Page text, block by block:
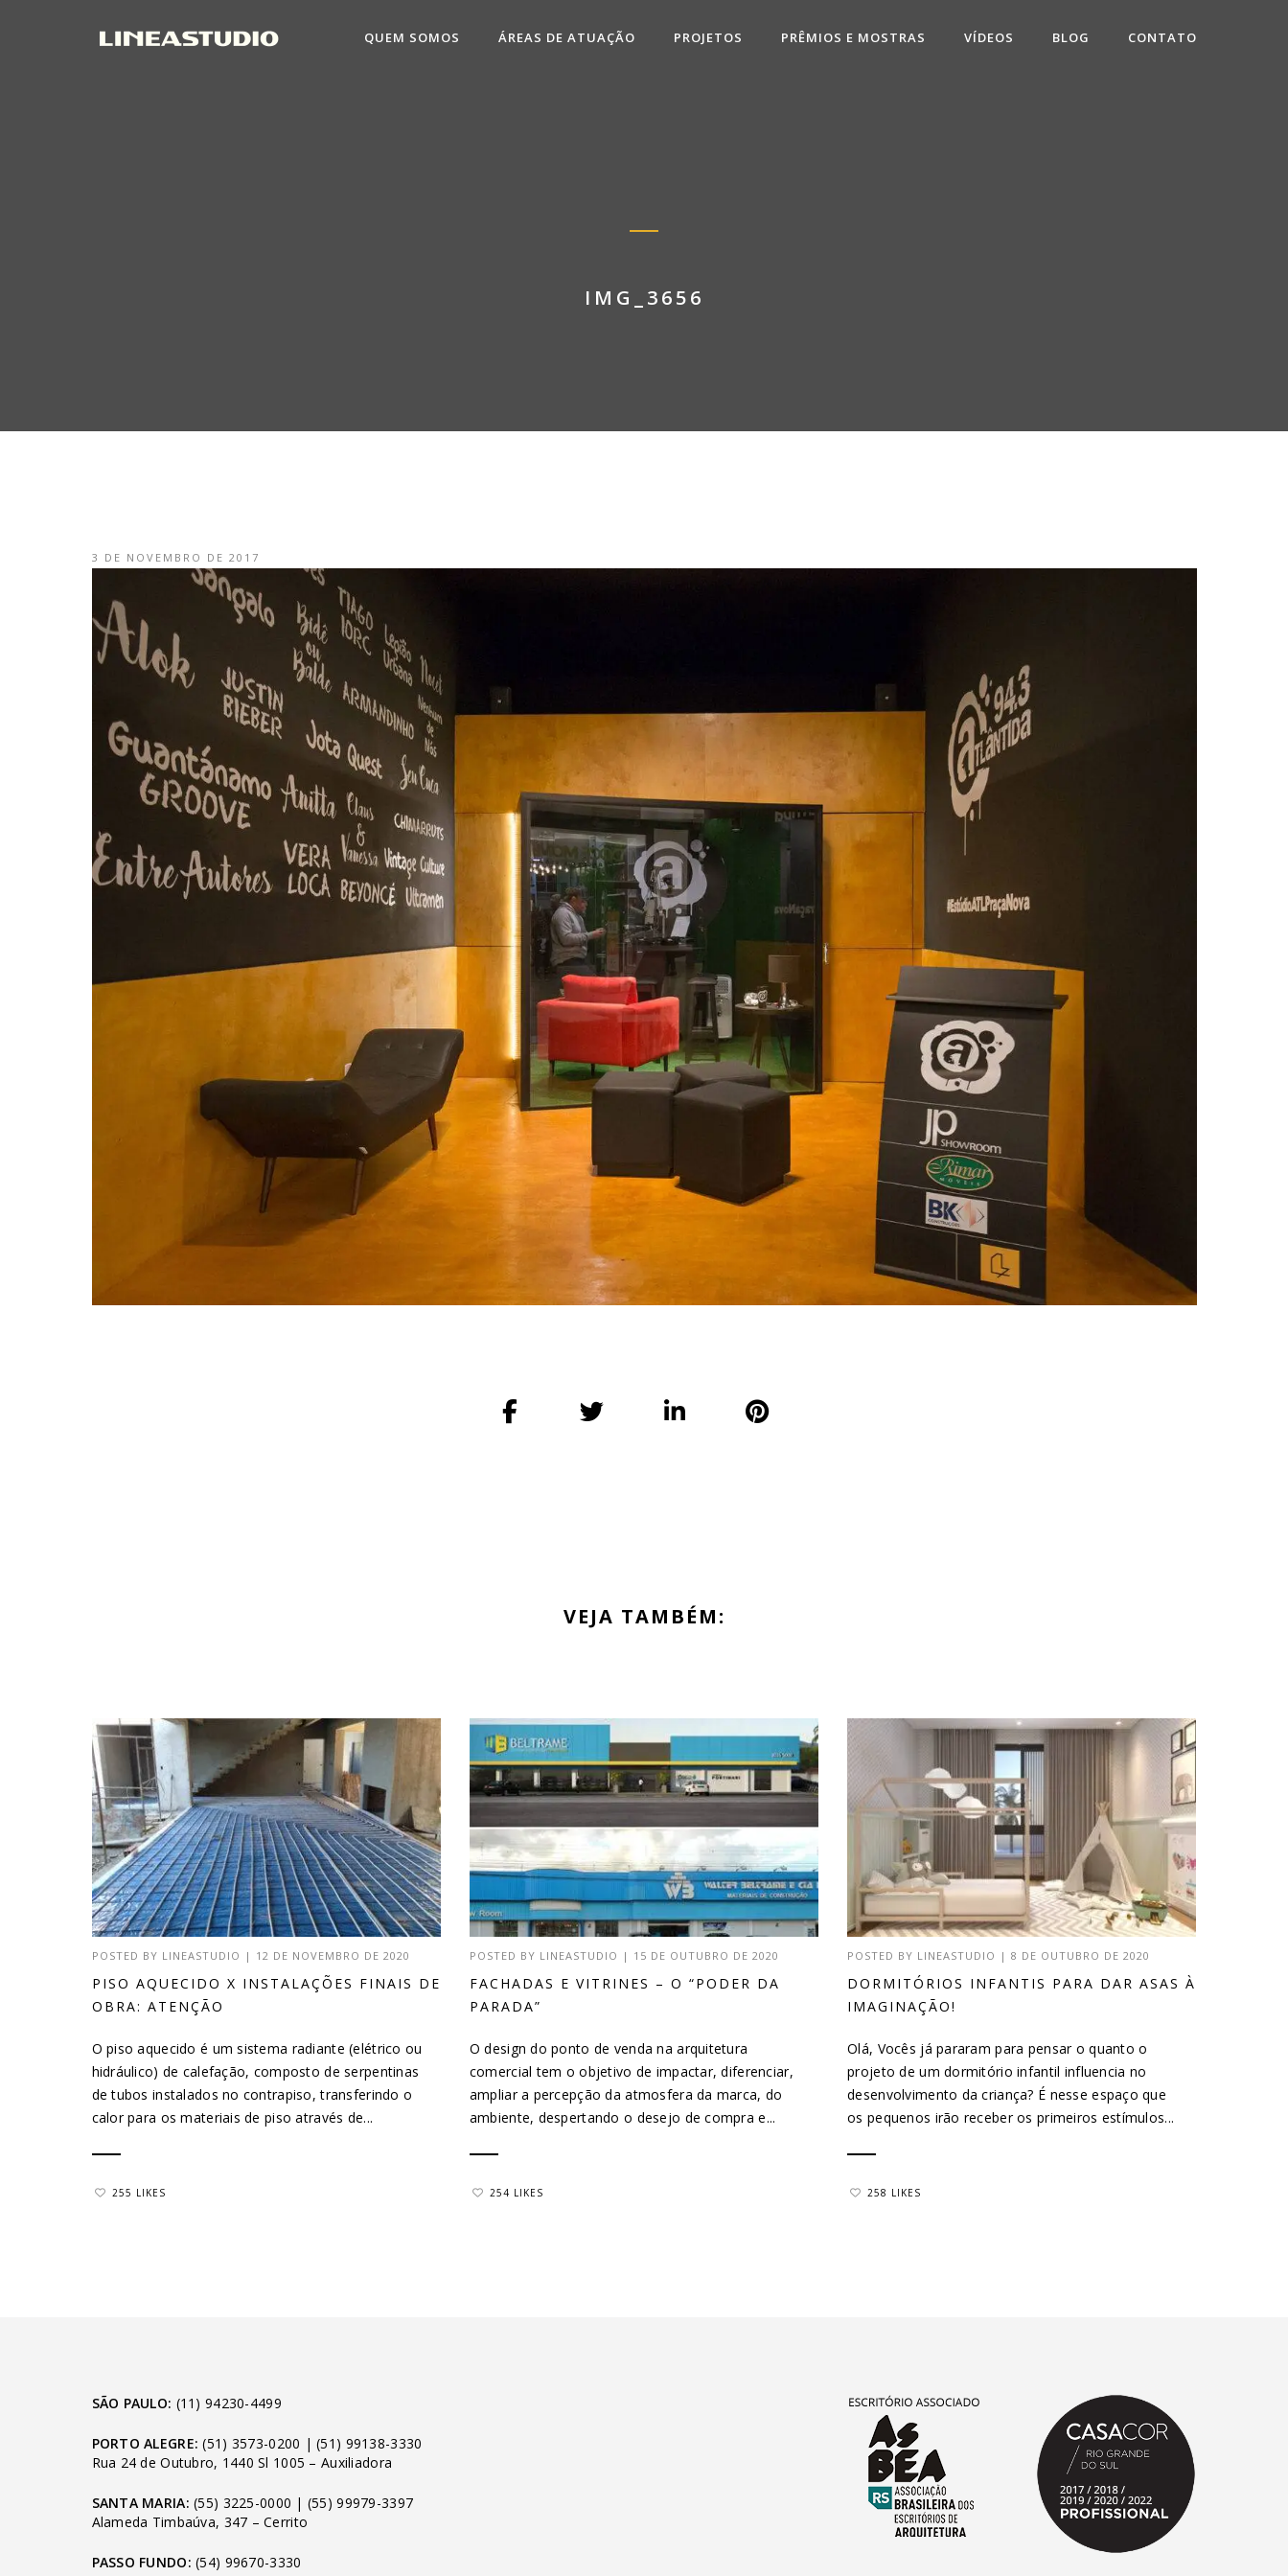
QUEM SOMOS ÁREAS DE ATUAÇÃO PROJETOS PRÊMIOS E MOSTRAS VÍDEOS BLOG CONTATO
IMG_3656
3 DE NOVEMBRO DE 2017
VEJA TAMBÉM:
POSTED BY LINEASTUDIO | 12 DE NOVEMBRO DE 2020
PISO AQUECIDO X INSTALAÇÕES FINAIS DE
OBRA: ATENÇÃO
O piso aquecido é um sistema radiante (elétrico ou
hidráulico) de calefação, composto de serpentinas
de tubos instalados no contrapiso, transferindo o
calor para os materiais de piso através de...
255 LIKES
POSTED BY LINEASTUDIO | 15 DE OUTUBRO DE 2020
FACHADAS E VITRINES – O “PODER DA
PARADA”
O design do ponto de venda na arquitetura
comercial tem o objetivo de impactar, diferenciar,
ampliar a percepção da atmosfera da marca, do
ambiente, despertando o desejo de compra e...
254 LIKES
POSTED BY LINEASTUDIO |8 DE OUTUBRO DE 2020
DORMITÓRIOS INFANTIS PARA DAR ASAS À
IMAGINAÇÃO!
Olá, Vocês já pararam para pensar o quanto o
projeto de um dormitório infantil influencia no
desenvolvimento da criança? É nesse espaço que
os pequenos irão receber os primeiros estímulos...
258 LIKES
SÃO PAULO: (11) 94230-4499
PORTO ALEGRE: (51) 3573-0200 |(51) 99138-3330
Rua 24 de Outubro, 1440 Sl 1005 – Auxiliadora
SANTA MARIA: (55) 3225-0000 | (55) 99979-3397
Alameda Timbaúva, 347 – Cerrito
PASSO FUNDO: (54) 99670-3330